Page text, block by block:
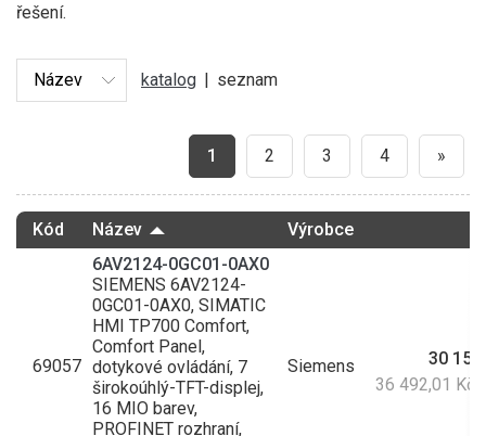
řešení.
katalog | seznam
1 2 3 4 »
Kód Název Výrobce
69057
6AV2124-0GC01-0AX0
SIEMENS 6AV2124-
0GC01-0AX0, SIMATIC
HMI TP700 Comfort,
Comfort Panel,
dotykové ovládání, 7
širokoúhlý-TFT-displej,
16 MIO barev,
PROFINET rozhraní,
Siemens
30
36 492,01 Kč